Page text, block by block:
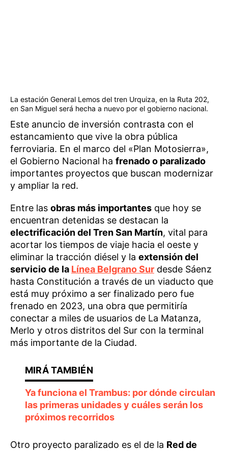
La estación General Lemos del tren Urquiza, en la Ruta 202,
en San Miguel será hecha a nuevo por el gobierno nacional.
Este anuncio de inversión contrasta con el
estancamiento que vive la obra pública
ferroviaria. En el marco del «Plan Motosierra»,
el Gobierno Nacional ha frenado o paralizado
importantes proyectos que buscan modernizar
y ampliar la red.
Entre las obras más importantes que hoy se
encuentran detenidas se destacan la
electrificación del Tren San Martín, vital para
acortar los tiempos de viaje hacia el oeste y
eliminar la tracción diésel y la extensión del
servicio de la Línea Belgrano Sur desde Sáenz
hasta Constitución a través de un viaducto que
está muy próximo a ser finalizado pero fue
frenado en 2023, una obra que permitiría
conectar a miles de usuarios de La Matanza,
Merlo y otros distritos del Sur con la terminal
más importante de la Ciudad.
Ya funciona el Trambus: por dónde circulan
las primeras unidades y cuáles serán los
próximos recorridos
Otro proyecto paralizado es el de la Red de